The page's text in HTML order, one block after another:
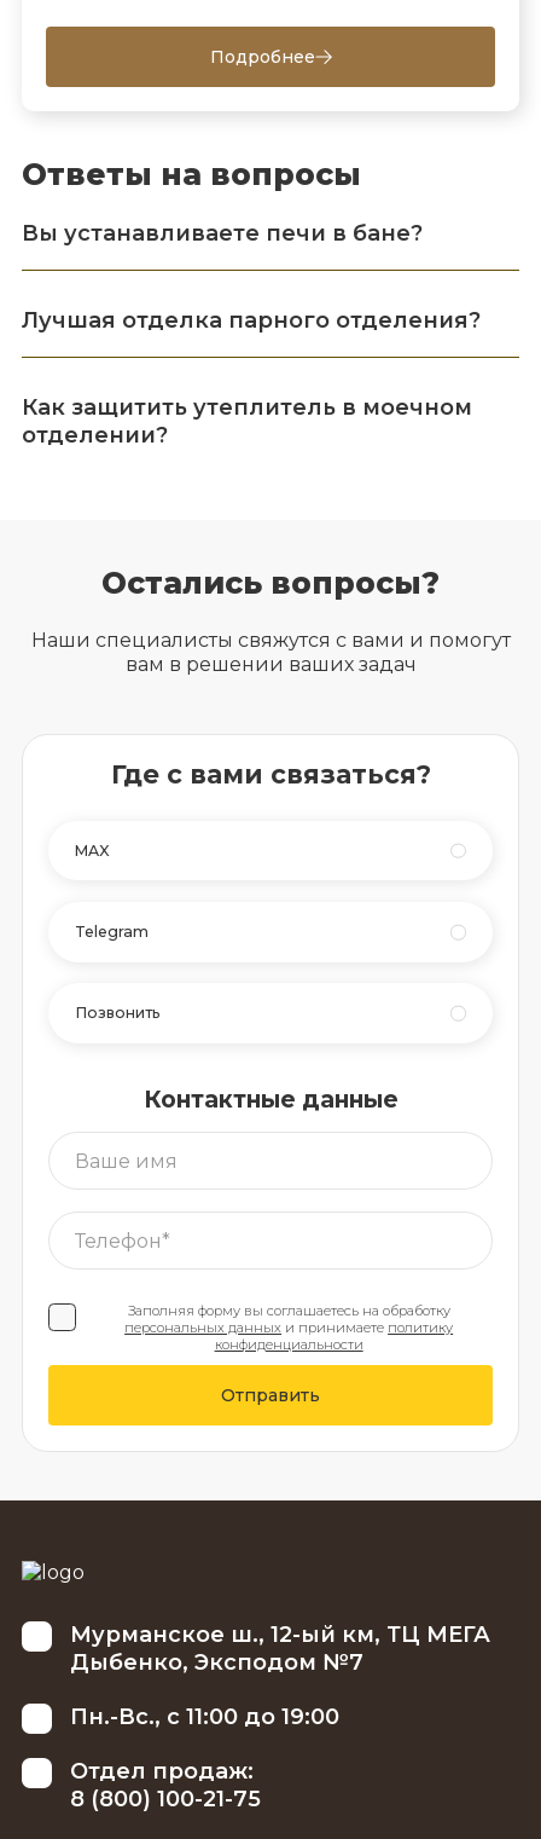
Подробнее
Ответы на вопросы
Вы устанавливаете печи в бане?
Лучшая отделка парного отделения?
Как защитить утеплитель в моечном
отделении?
Остались вопросы?
Наши специалисты свяжутся с вами и помогут
вам в решении ваших задач
Где с вами связаться?
MAX
Telegram
Позвонить
Контактные данные
Заполняя форму вы соглашаетесь на обработку
персональных данных и принимаете политику
конфиденциальности
Отправить
Мурманское ш., 12-ый км, ТЦ МЕГА
Дыбенко, Эксподом №7
Пн.-Вс., с 11:00 до 19:00
Отдел продаж:
8 (800) 100-21-75